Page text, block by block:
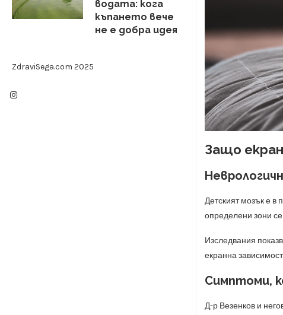
водата: кога
къпането вече
не е добра идея
ZdraviSega.com 2025
Защо
Детският мозък е в
определени зони
Изследвания
екранна
Симптоми,
Д-р Везенков и